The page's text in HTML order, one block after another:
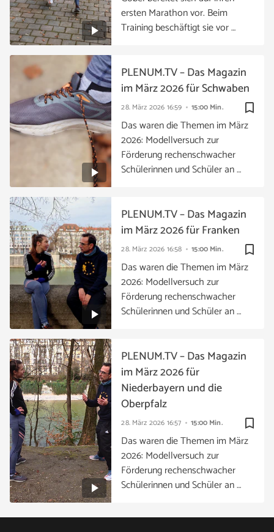
ersten Marathon vor. Beim
Training beschäftigt sie vor …
bookmark_border
28. März 2026 16:59 15:00 Min.
PLENUM.TV – Das Magazin
im März 2026 für Schwaben
Das waren die Themen im März
2026: Modellversuch zur
Förderung rechenschwacher
Schülerinnen und Schüler an …
bookmark_border
28. März 2026 16:58 15:00 Min.
PLENUM.TV – Das Magazin
im März 2026 für Franken
Das waren die Themen im März
2026: Modellversuch zur
Förderung rechenschwacher
Schülerinnen und Schüler an …
bookmark_border
28. März 2026 16:57 15:00 Min.
PLENUM.TV – Das Magazin
im März 2026 für
Niederbayern und die
Oberpfalz
Das waren die Themen im März
2026: Modellversuch zur
Förderung rechenschwacher
Schülerinnen und Schüler an …